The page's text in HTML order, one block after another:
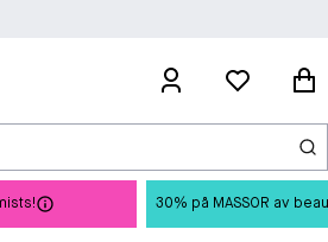
30% på MASSOR av